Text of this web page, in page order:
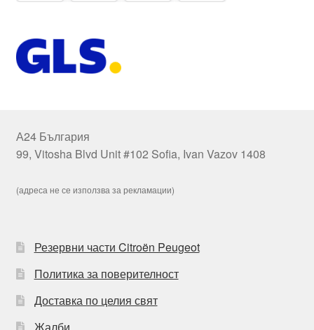
А24 България
99, Vitosha Blvd Unit #102 Sofia, Ivan Vazov 1408
(адреса не се използва за рекламации)
Резервни части Citroën Peugeot
Политика за поверителност
Доставка по целия свят
Жалби